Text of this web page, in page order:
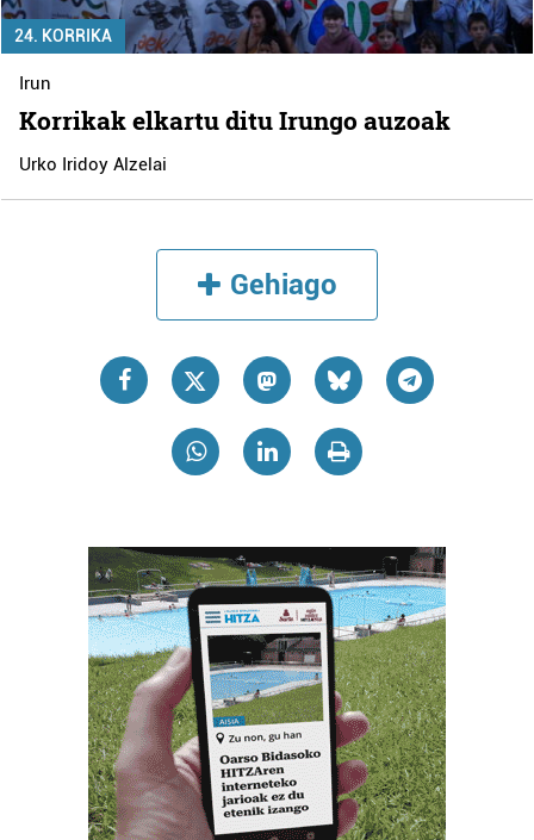
24. KORRIKA
Irun
Korrikak elkartu ditu Irungo auzoak
Urko Iridoy Alzelai
Gehiago